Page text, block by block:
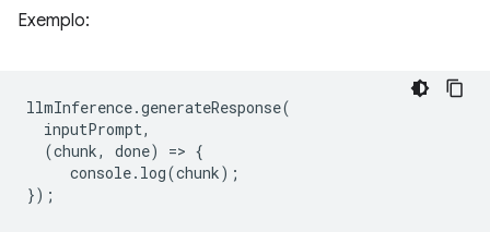
Exemplo:
llmInference.generateResponse(
inputPrompt,
(chunk, done) => {
console. log(chunk);
});